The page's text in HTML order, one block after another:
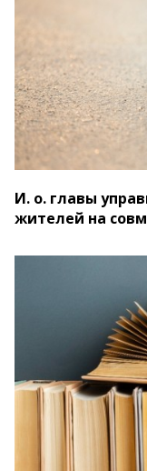
И. о. главы
жителей на